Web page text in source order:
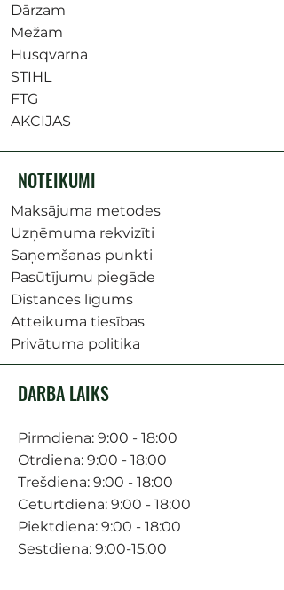
Dārzam
Mežam
Husqvarna
STIHL
FTG
AKCIJAS
NOTEIKUMI
Maksājuma metodes
Uzņēmuma rekvizīti
Saņemšanas punkti
Pasūtījumu piegāde
Distances līgums
Atteikuma tiesības
Privātuma politika
DARBA LAIKS
Pirmdiena: 9:00 - 18:00
Otrdiena: 9:00 - 18:00
Trešdiena: 9:00 - 18:00
Ceturtdiena: 9:00 - 18:00
Piektdiena: 9:00 - 18:00
Sestdiena: 9:00-15:00